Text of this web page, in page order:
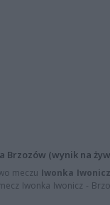
Brzozów (wynik na
meczu Iwonka
Iwonka Iwonicz -